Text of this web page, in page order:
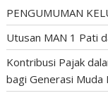
PENGUMUMAN
Utusan MAN 1 Pati
Kontribusi Pajak
bagi Generasi Muda